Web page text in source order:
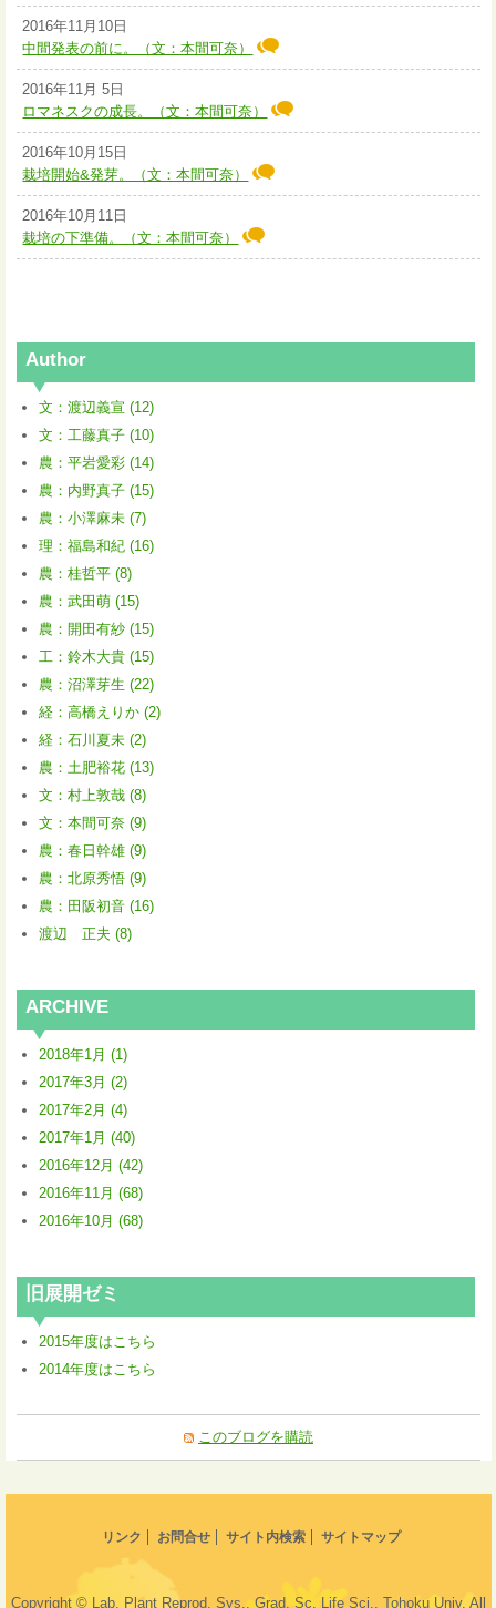
2016年11月10日
中間発表の前に。（文：本間可奈）
2016年11月 5日
ロマネスクの成長。（文：本間可奈）
2016年10月15日
栽培開始&発芽。（文：本間可奈）
2016年10月11日
栽培の下準備。（文：本間可奈）
Author
文：渡辺義宣 (12)
文：工藤真子 (10)
農：平岩愛彩 (14)
農：内野真子 (15)
農：小澤麻未 (7)
理：福島和紀 (16)
農：桂哲平 (8)
農：武田萌 (15)
農：開田有紗 (15)
工：鈴木大貴 (15)
農：沼澤芽生 (22)
経：高橋えりか (2)
経：石川夏未 (2)
農：土肥裕花 (13)
文：村上敦哉 (8)
文：本間可奈 (9)
農：春日幹雄 (9)
農：北原秀悟 (9)
農：田阪初音 (16)
渡辺 正夫 (8)
ARCHIVE
2018年1月 (1)
2017年3月 (2)
2017年2月 (4)
2017年1月 (40)
2016年12月 (42)
2016年11月 (68)
2016年10月 (68)
旧展開ゼミ
2015年度はこちら
2014年度はこちら
このブログを購読
リンク お問合せ サイト内検索 サイトマップ
Copyright © Lab. Plant Reprod. Sys., Grad. Sc. Life Sci., Tohoku Univ. All